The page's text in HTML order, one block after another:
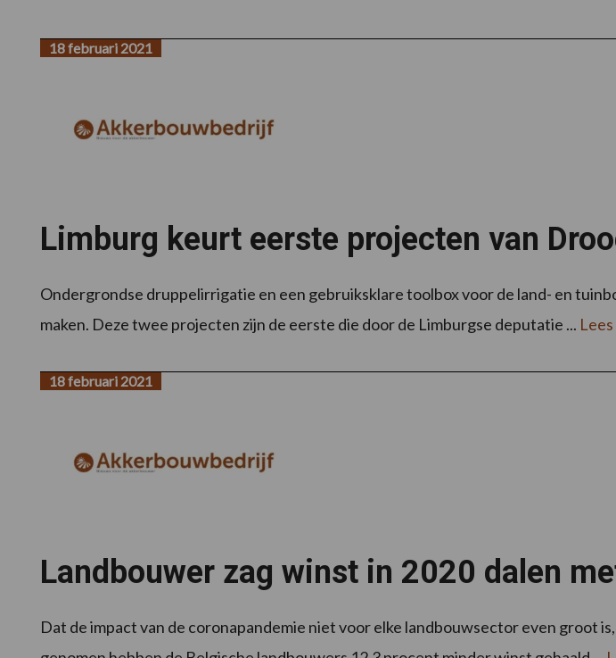
Limburg keurt eerste projecten van
18 februari 2021
Ondergrondse druppelirrigatie en een gebruiksklare toolbox voor de land- en
maken. Deze twee projecten zijn de eerste die door de Limburgse deputatie ...
Landbouwer zag winst in 2020 dalen
18 februari 2021
Dat de impact van de coronapandemie niet voor elke landbouwsector even groot